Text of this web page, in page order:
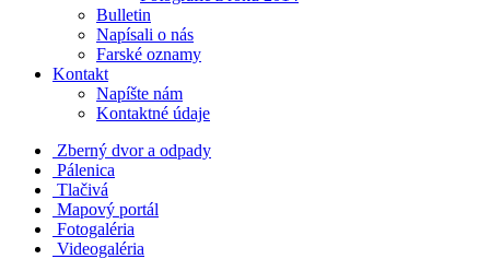
Bulletin
Napísali o nás
Farské oznamy
Kontakt
Napíšte nám
Kontaktné údaje
Zberný dvor a odpady
Pálenica
Tlačivá
Mapový portál
Fotogaléria
Videogaléria